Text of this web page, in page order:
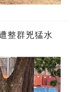
整群兇猛水